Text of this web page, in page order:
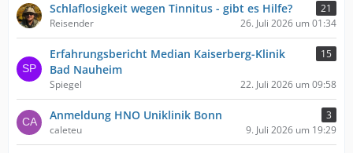
Schlaflosigkeit wegen Tinnitus - gibt es Hilfe?
21
Reisender
26. Juli 2026 um 01:34
Erfahrungsbericht Median Kaiserberg-Klinik
Bad Nauheim
15
Spiegel 22. Juli 2026 um 09:58
Anmeldung HNO Uniklinik Bonn
3
caleteu
9. Juli 2026 um 19:29